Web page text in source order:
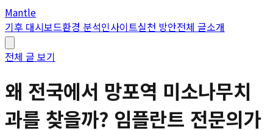
Mantle
기후 대시보드환경 분석인사이트실천 방안전체 글소개
전체 글 보기
왜 전국에서 망포역 미소나무치
과를 찾을까? 임플란트 전문의가